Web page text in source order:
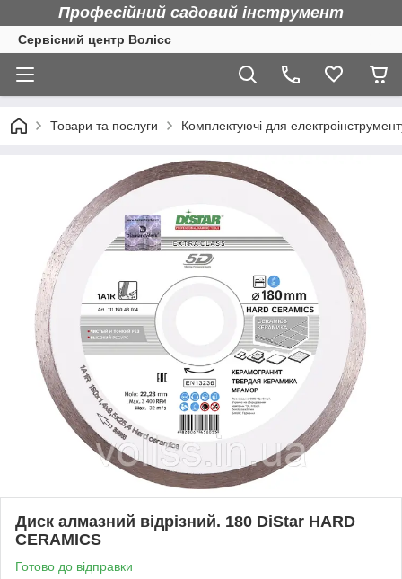
Професійний садовий інструмент
Сервісний центр Волісс
Товари та послуги Комплектуючі для
Диск алмазний відрізний. 180 DiStar HARD
CERAMICS
Готово до відправки